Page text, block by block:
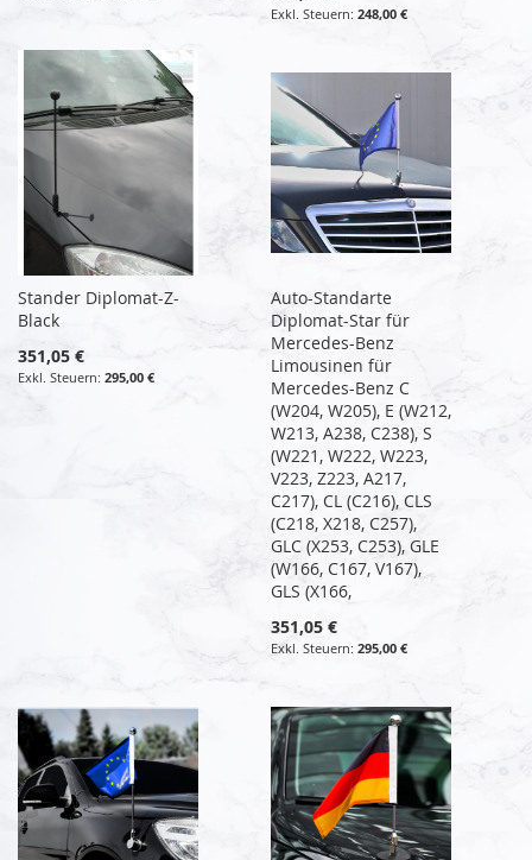
248,00 €
Stander Diplomat-Z-
Black
351,05 €
295,00 €
Auto-Standarte
Diplomat-Star für
Mercedes-Benz
Limousinen für
Mercedes-Benz C
(W204, W205), E (W212,
W213, A238, C238), S
(W221, W222, W223,
V223, Z223, A217,
C217), CL (C216), CLS
(C218, X218, C257),
GLC (X253, C253), GLE
(W166, C167, V167),
GLS (X166,
351,05 €
295,00 €